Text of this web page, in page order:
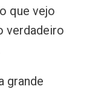
que vejo
verdadeiro
grande